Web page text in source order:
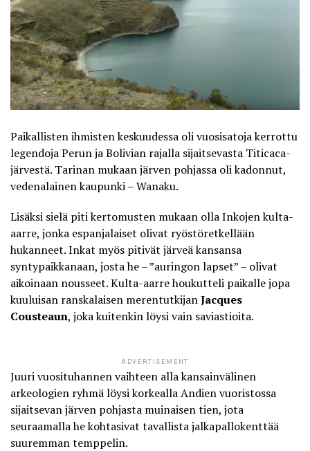
Paikallisten ihmisten keskuudessa oli vuosisatoja kerrottu
legendoja Perun ja Bolivian rajalla sijaitsevasta Titicaca-
järvestä. Tarinan mukaan järven pohjassa oli kadonnut,
vedenalainen kaupunki – Wanaku.
Lisäksi sielä piti kertomusten mukaan olla Inkojen kulta-
aarre, jonka espanjalaiset olivat ryöstöretkellään
hukanneet. Inkat myös pitivät järveä kansansa
syntypaikkanaan, josta he – ”auringon lapset” – olivat
aikoinaan nousseet. Kulta-aarre houkutteli paikalle jopa
kuuluisan ranskalaisen merentutkijanJacques
Cousteaun, joka kuitenkin löysi vain saviastioita.
ADVERTISEMENT
Juuri vuosituhannen vaihteen allakansainvälinen
arkeologien ryhmälöysi korkealla Andien vuoristossa
sijaitsevan järven pohjasta muinaisen tien, jota
seuraamalla he kohtasivat tavallista jalkapallokenttää
suuremman temppelin.